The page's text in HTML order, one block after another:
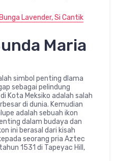
Lavender, Si Cantik
Maria
simbol penting dlama
sebagai pelindung
Kota Meksiko adalah salah
di dunia. Kemudian
adalah sebuah ikon
dalam budaya dan
ini berasal dari kisah
seorang pria Aztec
1531 di Tapeyac Hill,